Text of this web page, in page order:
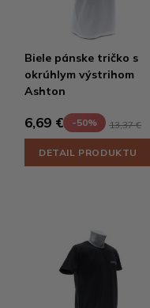
Biele pánske tričko s
okrúhlym výstrihom
Ashton
6,69 € -50% 13,37 €
DETAIL PRODUKTU